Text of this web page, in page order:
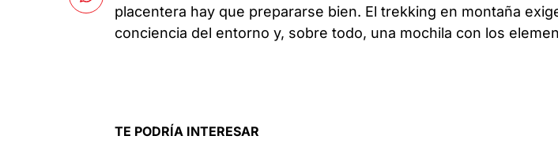
placentera hay que prepararse bien. El trekking en montaña
conciencia del entorno y, sobre todo, una mochila con los
TE PODRÍA INTERESAR